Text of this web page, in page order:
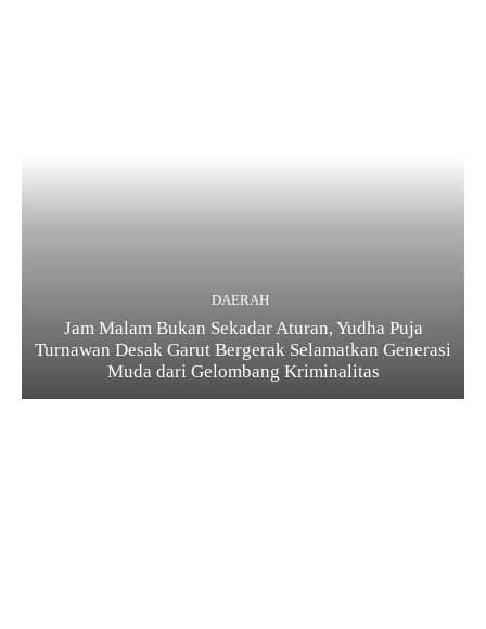
DAERAH
Jam Malam Bukan Sekadar Aturan, Yudha Puja
Turnawan Desak Garut Bergerak Selamatkan Generasi
Muda dari Gelombang Kriminalitas